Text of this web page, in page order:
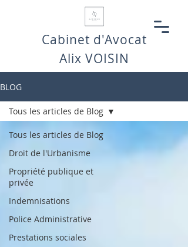
Cabinet d'Avocat
Alix VOISIN
BLOG
Tous les articles de Blog
Droit de l'Urbanisme
Propriété publique et
privée
Indemnisations
Police Administrative
Prestations sociales
Tous les articles de Blog